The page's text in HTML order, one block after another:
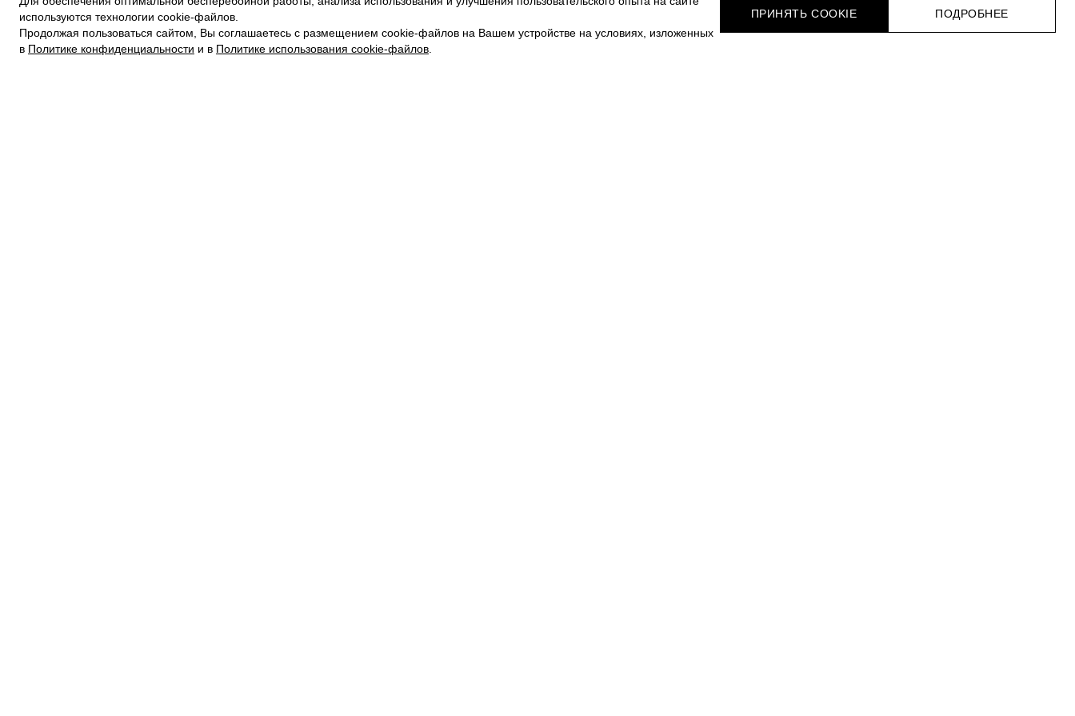
используются технологии cookie-файлов.
Продолжая пользоваться сайтом, Вы соглашаетесь с размещением cookie-файлов на Вашем устройстве на условиях, изложенных
в Политике конфиденциальности и в Политике использования cookie-файлов
ПРИНЯТЬ COOKIE ПОДРОБНЕЕ
ПОЛИТИКА КОНФИДЕНЦИАЛЬНОСТИ
ПОЛИТИКА COOKIE
УСЛОВИЯ ПОКУПКИ
КАРЬЕРА
ТЕЛЕГРАМ